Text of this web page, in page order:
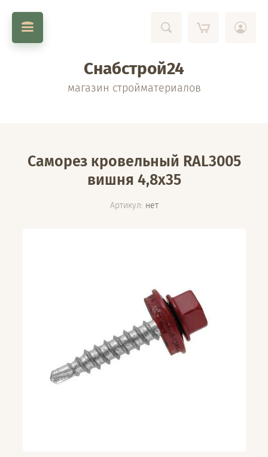
Снабстрой24
магазин стройматериалов
Саморез кровельный RAL3005
вишня 4,8х35
Артикул: нет